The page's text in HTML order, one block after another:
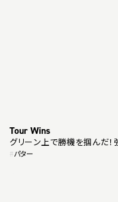
Tour Wins
グリーン上で勝機を掴んだ
#パター